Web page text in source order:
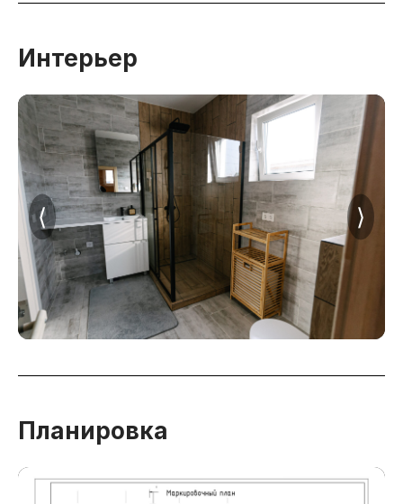
Интерьер
⟨ ⟩
Планировка